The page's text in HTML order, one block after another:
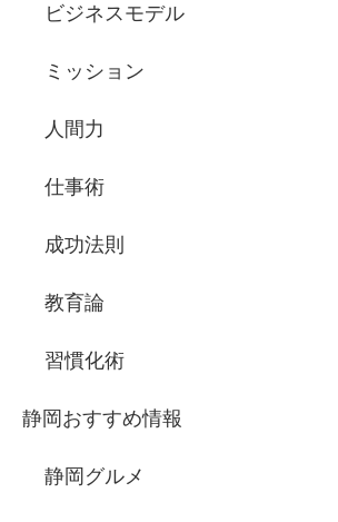
ビジネスモデル
ミッション
人間力
仕事術
成功法則
教育論
習慣化術
静岡おすすめ情報
静岡グルメ